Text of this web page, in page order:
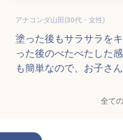
アナコンダ山田(30代・女性)
塗った後もサラサラを
った後のべたべたした
も簡単なので、お子さ
全て